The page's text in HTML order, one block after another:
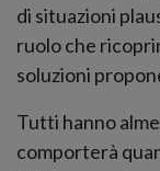
di situazioni
ruolo che
soluzioni
Tutti hanno
comporterà